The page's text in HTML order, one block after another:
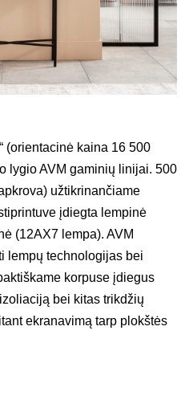
(orientacinė kaina 16 500
lygio AVM gaminių linijai. 500
užtikrinančiame
įdiegta lempinė
(12AX7 lempa). AVM
lempų technologijas bei
korpuse įdiegus
bei kitas trikdžių
ekranavimą tarp plokštės